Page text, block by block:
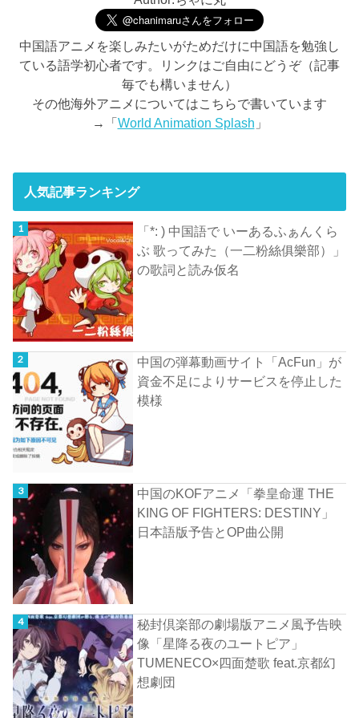
中国語アニメを楽しみたいがためだけに中国語を勉強し
ている語学初心者です。リンクはご自由にどうぞ（記事
毎でも構いません）
その他海外アニメについてはこちらで書いています
→「 World Animation Splash 」
人気記事ランキング
「*: ) 中国語で いーあるふぁんくら
ぶ 歌ってみた（一二粉絲俱樂部）」
の歌詞と読み仮名
中国の弾幕動画サイト「AcFun」が
資金不足によりサービスを停止した
模様
中国のKOFアニメ「拳皇命運 THE
KING OF FIGHTERS: DESTINY」
日本語版予告とOP曲公開
秘封倶楽部の劇場版アニメ風予告映
像「星降る夜のユートピア」
TUMENECO×四面楚歌 feat.京都幻
想劇団